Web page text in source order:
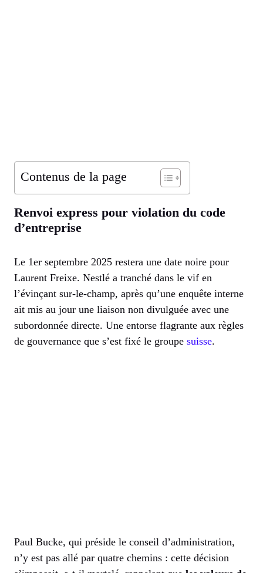
Contenus de la page
Renvoi express pour violation du code
d’entreprise
Le 1er septembre 2025 restera une date noire pour
Laurent Freixe. Nestlé a tranché dans le vif en
l’évinçant sur-le-champ, après qu’une enquête interne
ait mis au jour une liaison non divulguée avec une
subordonnée directe. Une entorse flagrante aux règles
de gouvernance que s’est fixé le groupe suisse.
Paul Bucke, qui préside le conseil d’administration,
n’y est pas allé par quatre chemins : cette décision